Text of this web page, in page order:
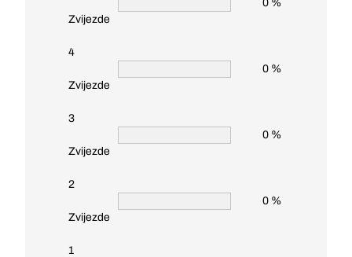
Zvijezde
0 %
4
Zvijezde
0 %
3
Zvijezde
0 %
2
Zvijezde
0 %
1